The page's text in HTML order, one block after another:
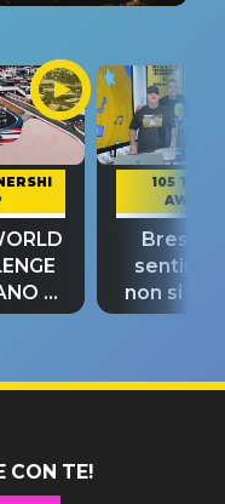
si
105 TAKE
AWAY
Bresh:
non si
fino alla
CON TE!